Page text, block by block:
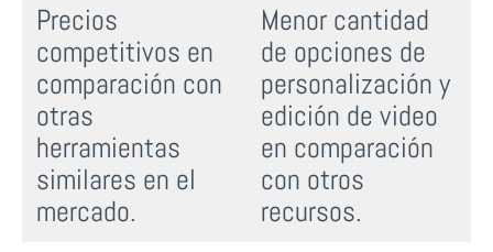
Precios
competitivos en
comparación con
otras
herramientas
similares en el
mercado.
Menor cantidad
de opciones de
personalización y
edición de video
en comparación
con otros
recursos.